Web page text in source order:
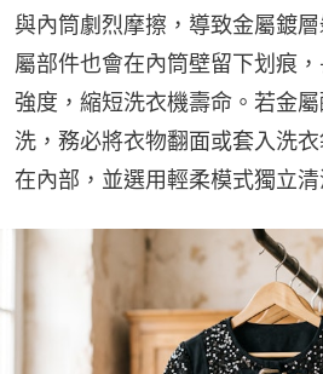
與內筒劇烈摩擦，導致金屬鍍
屬部件也會在內筒壁留下划痕
強度，縮短洗衣機壽命。若金
洗，務必將衣物翻面或套入洗
在內部，並選用輕柔模式獨立清